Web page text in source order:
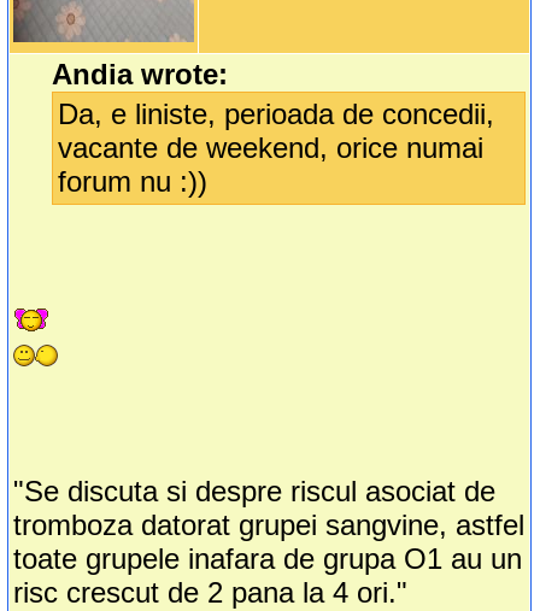
Andia wrote:
Da, e liniste, perioada de concedii,
vacante de weekend, orice numai
forum nu :))
"Se discuta si despre riscul asociat de
tromboza datorat grupei sangvine, astfel
toate grupele inafara de grupa O1 au un
risc crescut de 2 pana la 4 ori."